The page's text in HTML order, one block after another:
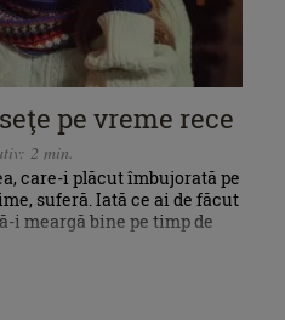
pe vreme rece
2 min.
care-i plăcut îmbujorată pe
suferă. Iată ce ai de făcut
i meargă bine pe timp de